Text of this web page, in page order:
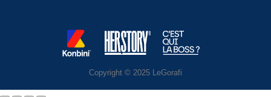
Copyright © 2025 LeGorafi